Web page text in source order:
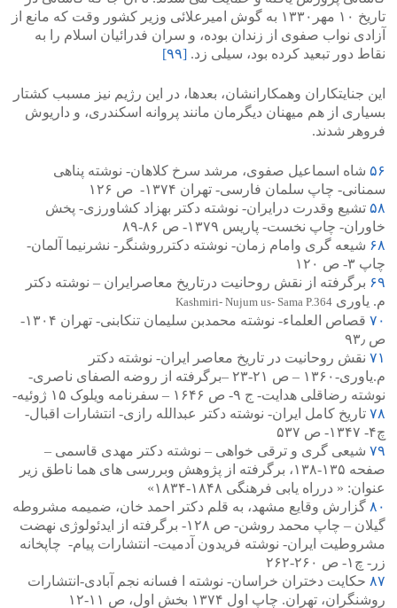
تاریخ ۱۰ مهر۱۳۳۰ به گوش امیرعلائی وزیر کشور وقت که مانع از
آزادی نواب صفوی از زندان بوده، و سران فدرائیان اسلام را به
نقاط دور تبعید کرده بود، سیلی زد. [۹۹]
این جنایتکاران وهمکارانشان، بعدها، در این رژیم نیز مسبب کشتار
بسیاری از هم میهنان دیگرمان مانند پروانه اسکندری، و داریوش
فروهر شدند.
۵۶ شاه اسماعیل صفوی، مرشد سرخ کلاهان- نوشته پناهی
سمنانی- چاپ سلمان فارسی- تهران ۱۳۷۴- ص ۱۲۶
۵۸ تشیع وقدرت درایران- نوشته دکتر بهزاد کشاورزی- پخش
خاوران- چاپ نخست- پاریس ۱۳۷۹- ص ۸۶-۸۹
۶۸ شیعه گری وامام زمان- نوشته دکترروشنگر- نشرنیما آلمان-
چاپ ۳- ص ۱۲۰
۶۹ برگرفته از نقش روحانیت درتاریخ معاصرایران – نوشته دکتر
م. یاوری Kashmiri- Nujum us- Sama P.364
۷۰
قصاص العلماء- نوشته محمدبن سلیمان تنکابنی- تهران ۱۳۰۴-
ص ۹۳٫
۷۱ نقش روحانیت در تاریخ معاصر ایران- نوشته دکتر
م.یاوری-۱۳۶۰ – ص ۲۱-۲۳ –برگرفته از روضه الصفای ناصری-
نوشته رضاقلی هدایت- ج ۹- ص ۱۶۴۶ – سفرنامه ویلوک ۱۵ ژوئیه-
۷۸ تاریخ کامل ایران- نوشته دکتر عبدالله رازی- انتشارات اقبال-
چ۴- ۱۳۴۷- ص ۵۳۷
۷۹ شیعی گری و ترقی خواهی – نوشته دکتر مهدی قاسمی –
صفحه ۱۳۵-۱۳۸، برگرفته از پژوهش وبررسی های هما ناطق زیر
عنوان: « درراه یابی فرهنگی ۱۸۴۸-۱۸۳۴»
۸۰ گزارش وقایع مشهد، به قلم دکتر احمد خان، ضمیمه مشروطه
گیلان – چاپ محمد روشن- ص ۱۲۸- برگرفته از ایدئولوژی نهضت
مشروطیت ایران- نوشته فریدون آدمیت- انتشارات پیام- چاپخانه
زر- چ۱- ص ۲۶۰-۲۶۲
۸۷ حکایت دختران خراسان- نوشته ا فسانه نجم آبادی-انتشارات
روشنگران، تهران. چاپ اول ۱۳۷۴ بخش اول، ص ۱۱-۱۲